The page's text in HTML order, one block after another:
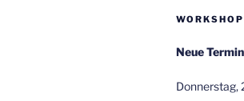
Neue
Donnerstag,